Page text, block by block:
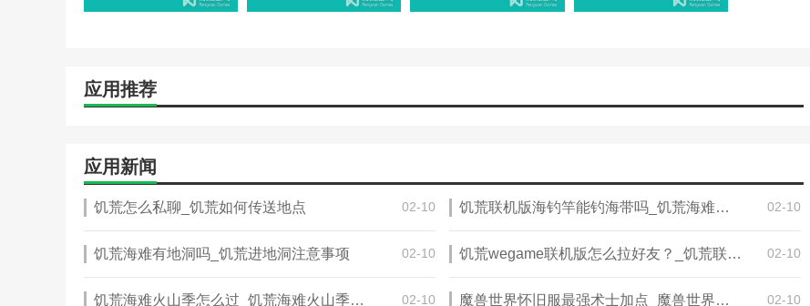
应用推荐
应用新闻
饥荒怎么私聊_饥荒如何传送地点 02-10 饥荒联机版海钓竿能钓海带吗_饥荒海难海带代码 02-10
饥荒海难有地洞吗_饥荒进地洞注意事项 02-10 饥荒wegame联机版怎么拉好友？_饥荒联机版可以只和朋友两个人一起玩么【w 02-10
饥荒海难火山季怎么过_饥荒海难火山季攻略 02-10 魔兽世界怀旧服最强术士加点_魔兽世界赛季服新手术士怎么加点 02-10